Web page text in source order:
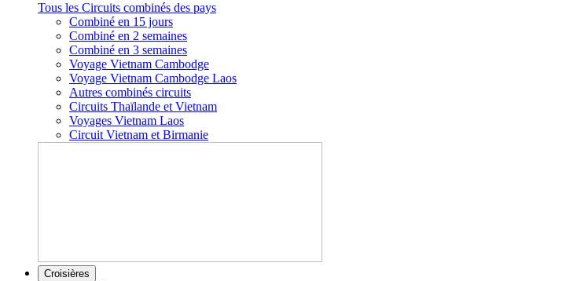
Tous les Circuits combinés des pays
Combiné en 15 jours
Combiné en 2 semaines
Combiné en 3 semaines
Voyage Vietnam Cambodge
Voyage Vietnam Cambodge Laos
Autres combinés circuits
Circuits Thaïlande et Vietnam
Voyages Vietnam Laos
Circuit Vietnam et Birmanie
Croisières